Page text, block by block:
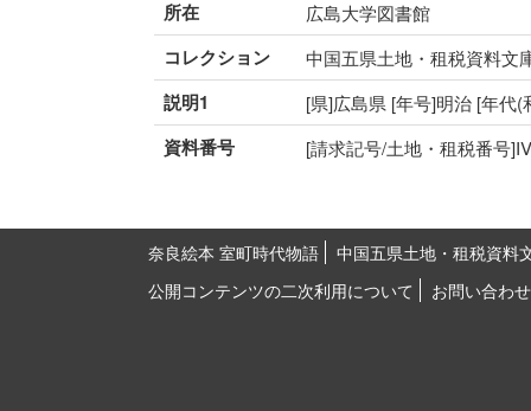
所在 広島大学図書館
コレクション 中国五県土地・租税資料文
説明1 [県]広島県 [年号]明治 [年代
資料番号 [請求記号/土地・租税番号
奈良絵本 室町時代物語
中国五県土地・租税資料
公開コンテンツの二次利用について
お問い合わせ